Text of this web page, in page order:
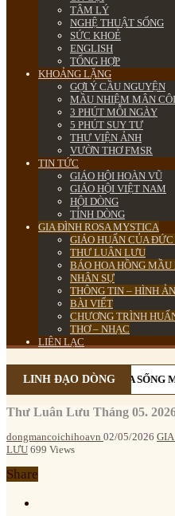
TÂM LÝ
NGHỆ THUẬT SỐNG
SỨC KHOẺ
ENGLISH
TỔNG HỢP
KHOẢNG LẶNG
GỢI Ý CẦU NGUYỆN
MẦU NHIỆM MÂN CÔI
3 PHÚT MỖI NGÀY
5 PHÚT SUY TƯ
THƯ VIỆN ẢNH
VƯỜN THƠ FMSR
TIN TỨC
GIÁO HỘI HOÀN VŨ
GIÁO HỘI VIỆT NAM
HỘI DÒNG
TỈNH DÒNG
GIA ĐÌNH ROSA MYSTICA
GIÁO HUẤN CỦA ĐỨC
THƯ LUÂN LƯU
BÁO HOA HỒNG MẦU
NHÂN SỰ
THÔNG TIN – HÌNH
BÀI VIẾT
CHƯƠNG TRÌNH
THƠ – NHẠC
LIÊN LẠC
LINH ĐẠO DÒNG
CÔI CÙNG MẸ MARIA SỐNG
Thư Luân Lưu Tháng 05.
dongmancoichihoavn 02/05/2026
LƯU 699 Views
Share